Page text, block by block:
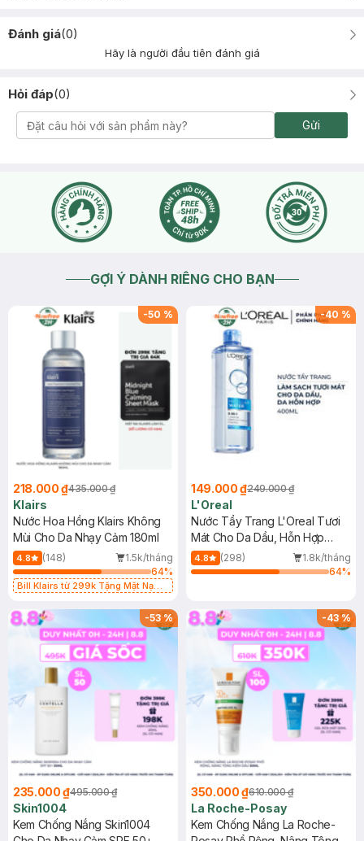
Đánh giá(0)
Hãy là người đầu tiên đánh giá
Hỏi đáp(0)
Gửi
GỢI Ý DÀNH RIÊNG CHO BẠN
-50 %
218.000 ₫435.000 ₫
Klairs
Nước Hoa Hồng Klairs Không
Mùi Cho Da Nhạy Cảm 180ml
4.8 (148)
1.5k/tháng
64%
Bill Klairs từ 299k Tặng Mặt Nạ
25ml (SL Có Hạn)
-40 %
149.000 ₫249.000 ₫
L'Oreal
Nước Tẩy Trang L'Oreal Tươi
Mát Cho Da Dầu, Hỗn Hợp
400ml
4.8 (298)
1.8k/tháng
64%
-53%
235.000 ₫495.000 ₫
Skin1004
Kem Chống Nắng Skin1004
-43%
350.000 ₫610.000 ₫
La Roche-Posay
Kem Chống Nắng La Roche-